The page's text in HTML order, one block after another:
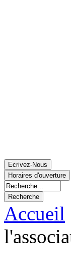
Accueil